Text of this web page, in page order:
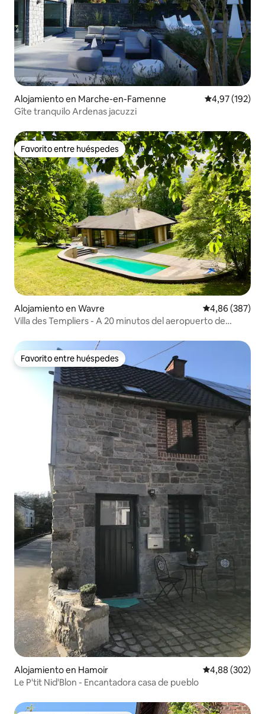
Alojamiento en Marche-en-Famenne Calificación
4,97 (192)
Gîte tranquilo Ardenas jacuzzi
Favorito entre huéspedes
Favorito entre huéspedes
Alojamiento en Wavre Calificación
4,86 (387)
Villa des Templiers - A 20 minutos del aeropuerto de
Favorito entre huéspedes
Favorito entre huéspedes
Alojamiento en Hamoir Calificación
4,88 (302)
Le P'tit Nid'Blon - Encantadora casa de pueblo